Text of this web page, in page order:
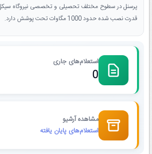
پرسنل در سطوح مختلف تحصیلی و تخصصی نیروگاه سیکل
قدرت نصب شده حدود 1000 مگاوات تحت پوشش دارد.
استعلام‌های جاری
0
مشاهده آرشیو
استعلام‌های پایان یافته